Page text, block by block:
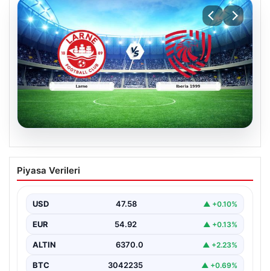
04.08.2026
(Özet) Larne – Iberia 1999 Maçı Özeti
ve Tüm Önemli Anları
Piyasa Verileri
USD 47.58 ▲ +0.10%
EUR 54.92 ▲ +0.13%
ALTIN 6370.0 ▲ +2.23%
BTC 3042235 ▲ +0.69%